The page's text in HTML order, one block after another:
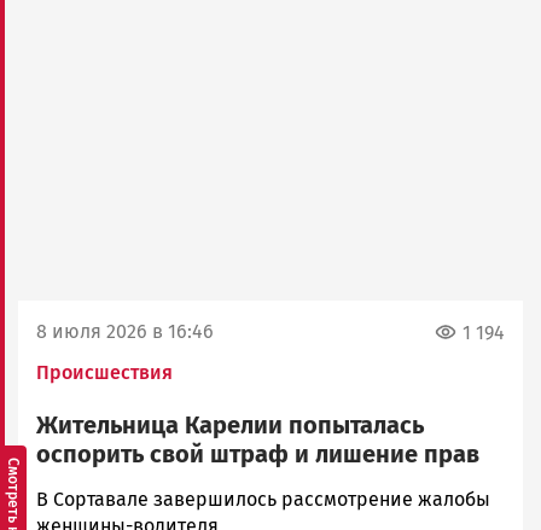
8 июля 2026 в 16:46
Происшествия
1 194
Жительница Карелии попыталась
оспорить свой штраф и лишение прав
Арина
Смирнова
В Сортавале завершилось рассмотрение жалобы
женщины-водителя